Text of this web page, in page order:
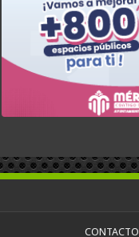
CONTACTO